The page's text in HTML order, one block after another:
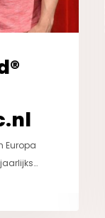
Europa